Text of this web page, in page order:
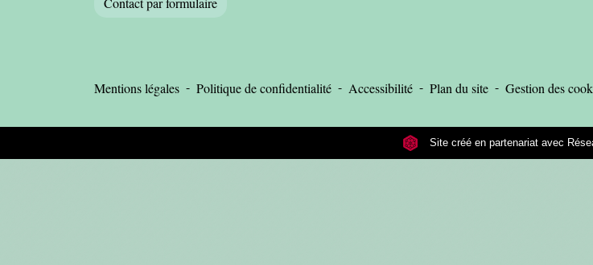
Mentions légales - Politique de confidentialité - Accessibilité - Plan du site - Gestion des
Site créé en partenariat avec